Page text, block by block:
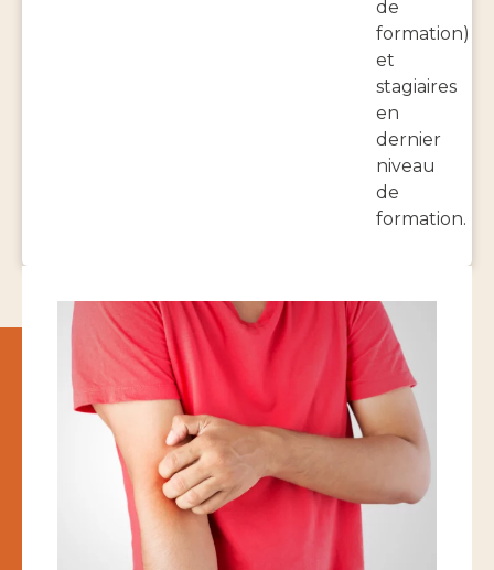
de
formation)
et
stagiaires
en
dernier
niveau
de
formation.